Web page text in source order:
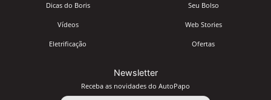
Dicas do Boris
Vídeos
Eletrificação
Seu Bolso
Web Stories
Ofertas
Newsletter
Receba as novidades do AutoPapo